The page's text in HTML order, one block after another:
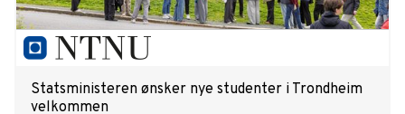
Statsministeren ønsker nye studenter i Trondheim
velkommen